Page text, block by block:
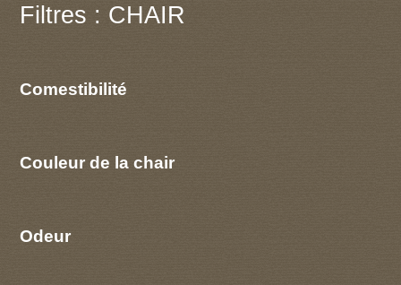
Filtres : CHAIR
Comestibilité
Couleur de la chair
Odeur